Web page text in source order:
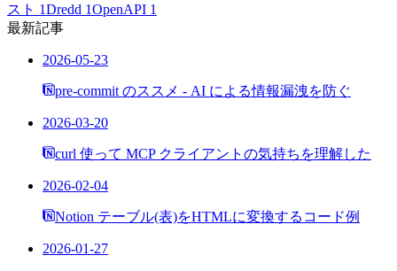
スト 1Dredd 1OpenAPI 1
最新記事
2026-05-23
pre-commit のススメ - AI による情報漏洩を防ぐ
2026-03-20
curl 使って MCP クライアントの気持ちを理解した
2026-02-04
Notion テーブル(表)をHTMLに変換するコード例
2026-01-27